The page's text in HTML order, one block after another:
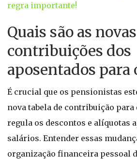
regra importante!
Quais são as novas
contribuições dos
aposentados para
É crucial que os pensionistas
nova tabela de contribuição para
regula os descontos e alíquotas
salários. Entender essas
organização financeira pessoal